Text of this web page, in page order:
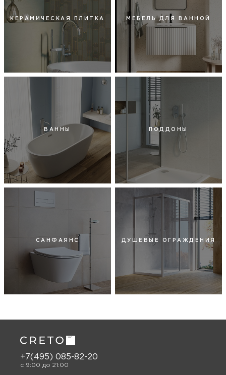
КЕРАМИЧЕСКАЯ ПЛИТКА МЕБЕЛЬ ДЛЯ ВАННОЙ
ВАННЫ ПОДДОНЫ
САНФАЯНС ДУШЕВЫЕ ОГРАЖДЕНИЯ
+7(495) 085-82-20
c 9:00 до 21:00